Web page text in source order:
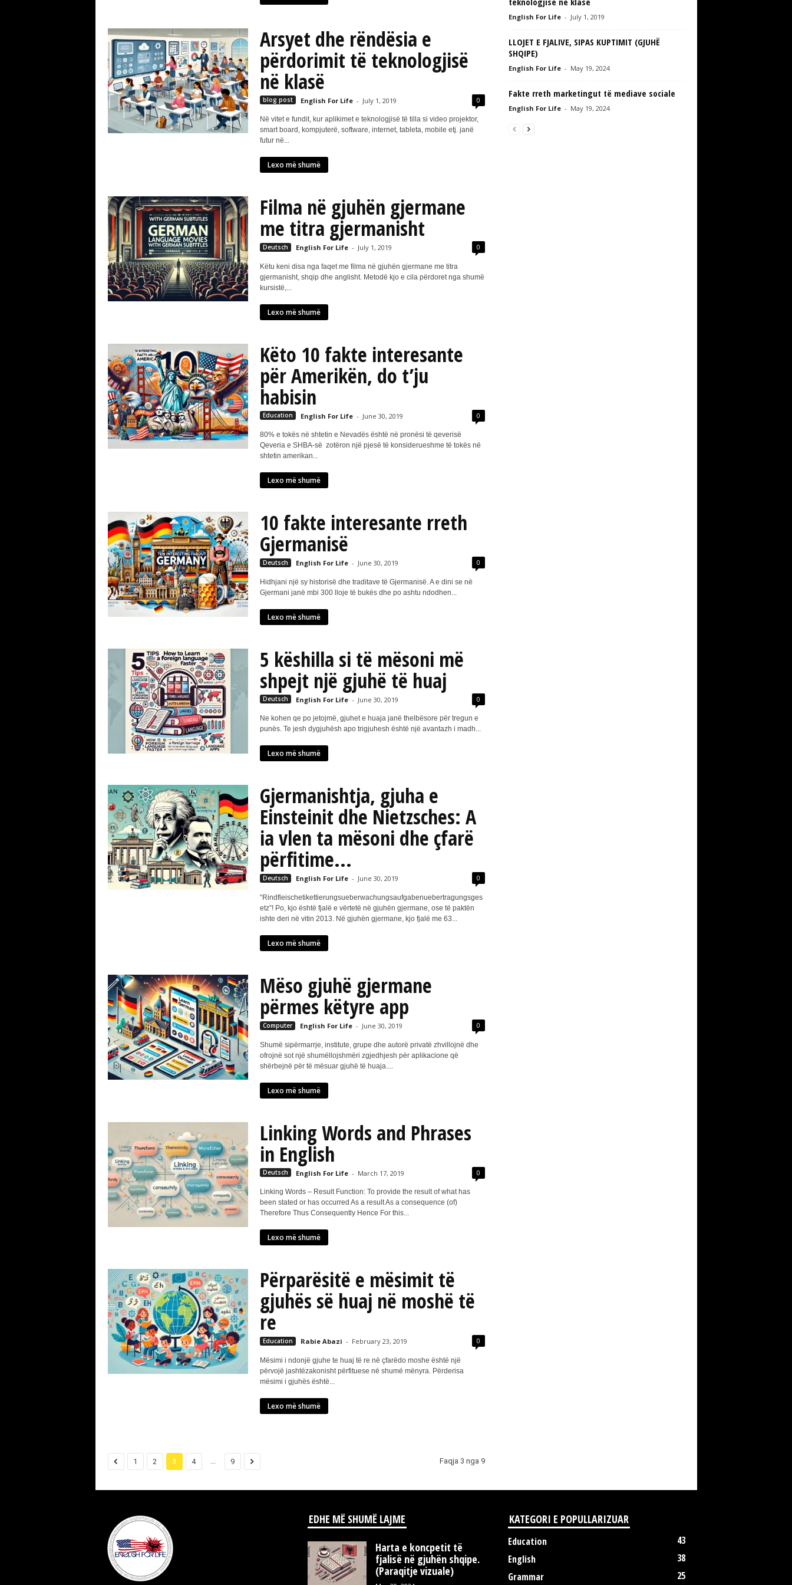
Arsyet dhe rëndësia e
përdorimit të teknologjisë
në klasë
blog post English For Life - July 1, 2019 0
Në vitet e fundit, kur aplikimet e teknologjisë të tilla si video projektor,
smart board, kompjuterë, software, internet, tableta, mobile etj. janë
futur në...
Lexo më shumë
Filma në gjuhën gjermane
me titra gjermanisht
Deutsch English For Life - July 1, 2019 0
Këtu keni disa nga faqet me filma në gjuhën gjermane me titra
gjermanisht, shqip dhe anglisht. Metodë kjo e cila përdoret nga shumë
kursistë,...
Lexo më shumë
Këto 10 fakte interesante
për Amerikën, do t’ju
habisin
Education English For Life - June 30, 2019 0
80% e tokës në shtetin e Nevadës është në pronësi të qeverisë
Qeveria e SHBA-së zotëron një pjesë të konsiderueshme të tokës në
shtetin amerikan...
Lexo më shumë
10 fakte interesante rreth
Gjermanisë
Deutsch English For Life - June 30, 2019 0
Hidhjani një sy historisë dhe traditave të Gjermanisë. A e dini se në
Gjermani janë mbi 300 lloje të bukës dhe po ashtu ndodhen...
Lexo më shumë
5 këshilla si të mësoni më
shpejt një gjuhë të huaj
Deutsch English For Life - June 30, 2019 0
Ne kohen qe po jetojmë, gjuhet e huaja janë thelbësore për tregun e
punës. Te jesh dygjuhësh apo trigjuhesh është një avantazh i madh...
Lexo më shumë
Gjermanishtja, gjuha e
Einsteinit dhe Nietzsches: A
ia vlen ta mësoni dhe çfarë
përfitime...
Deutsch English For Life - June 30, 2019 0
“Rindfleischetikettierungsueberwachungsaufgabenuebertragungsges
etz”! Po, kjo është fjalë e vërtetë në gjuhën gjermane, ose të paktën
ishte deri në vitin 2013. Në gjuhën gjermane, kjo fjalë me 63...
Lexo më shumë
Mëso gjuhë gjermane
përmes këtyre app
Computer English For Life - June 30, 2019 0
Shumë sipërmarrje, institute, grupe dhe autorë privatë zhvillojnë dhe
ofrojnë sot një shumëllojshmëri zgjedhjesh për aplikacione që
shërbejnë për të mësuar gjuhë të huaja....
Lexo më shumë
Linking Words and Phrases
in English
Deutsch English For Life - March 17, 2019 0
Linking Words – Result Function: To provide the result of what has
been stated or has occurred As a result As a consequence (of)
Therefore Thus Consequently Hence For this...
Lexo më shumë
Përparësitë e mësimit të
gjuhës së huaj në moshë të
re
Education Rabie Abazi - February 23, 2019 0
Mësimi i ndonjë gjuhe te huaj të re në çfarëdo moshe është një
përvojë jashtëzakonisht përfituese në shumë mënyra. Përderisa
mësimi i gjuhës është...
Lexo më shumë
1 2 3 4 9 Faqja 3 nga 9
English For Life - July 1, 2019
LLOJET E FJALIVE, SIPAS KUPTIMIT (GJUHË
SHQIPE)
English For Life - May 19, 2024
Fakte rreth marketingut të mediave sociale
English For Life - May 19, 2024
EDHE MË SHUMË LAJME
Harta e koncpetit të
fjalisë në gjuhën shqipe.
(Paraqitje vizuale)
KATEGORI E POPULLARIZUAR
Education
43
English
38
Grammar
25